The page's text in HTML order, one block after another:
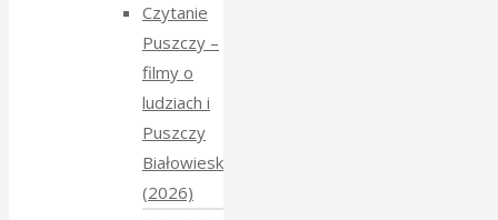
Czytanie
Puszczy –
filmy o
ludziach i
Puszczy
Białowieskiej
(2026)